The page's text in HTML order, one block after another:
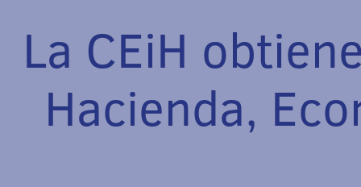
La CEiH
Hacienda,